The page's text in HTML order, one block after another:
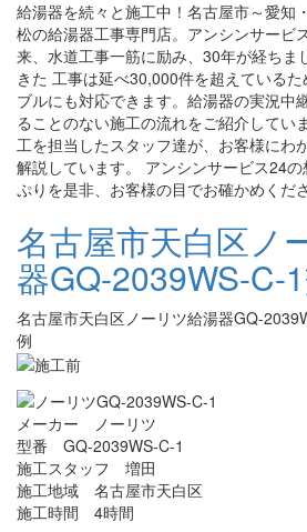
給湯器を続々と施工中！名古屋市～愛知
松の給湯器工事専門店。アンシンサービ
来、水道工事一筋に励み、30年が経ちま
きた 工事は延べ30,000件を超えている
ブルにも対応できます。給湯器の実況中
ることのない施工の流れをご紹介してい
工を担当したスタッフ達が、お客様にわ
解説しています。 アンシンサービス24
ぷりを是非、お客様の目でお確かめくださ
名古屋市天白区ノ
器GQ-2039WS-C-
名古屋市天白区ノーリツ給湯器GQ-
例
メーカー ノーリツ
型番 GQ-2039WS-C-1
施工スタッフ 増田
施工地域 名古屋市天白区
施工時間 4時間